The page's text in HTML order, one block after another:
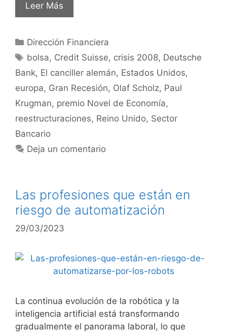
Leer Más
Dirección Financiera
bolsa, Credit Suisse, crisis 2008, Deutsche
Bank, El canciller alemán, Estados Unidos,
europa, Gran Recesión, Olaf Scholz, Paul
Krugman, premio Novel de Economía,
reestructuraciones, Reino Unido, Sector
Bancario
Deja un comentario
Las profesiones que están en
riesgo de automatización
29/03/2023
La continua evolución de la robótica y la
inteligencia artificial está transformando
gradualmente el panorama laboral, lo que